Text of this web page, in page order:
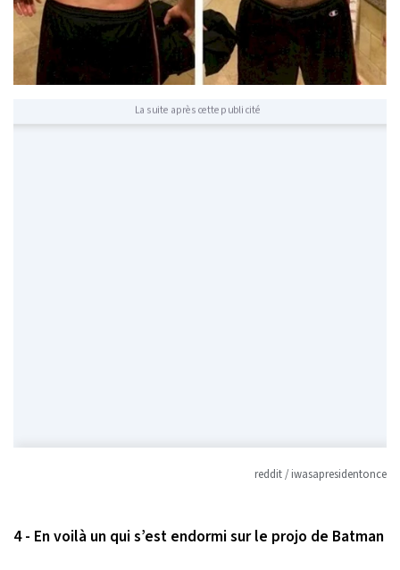
La suite après cette publicité
reddit / iwasapresidentonce
4 - En voilà un qui s’est endormi sur le projo de Batman